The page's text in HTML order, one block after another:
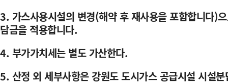
3. 가스사용시설의 변경(해약 후 재사용을 포함합니다)
담금을 적용합니다.
4. 부가가치세는 별도 가산한다.
5. 산정 외 세부사항은 강원도 도시가스 공급시설 시설